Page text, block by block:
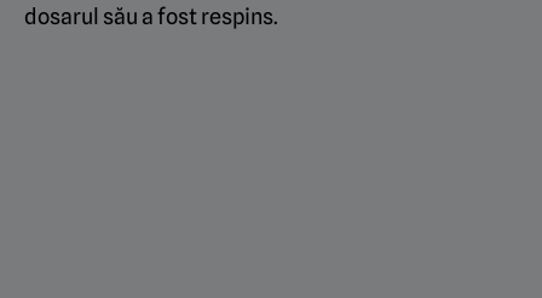
dosarul său a fost respins.